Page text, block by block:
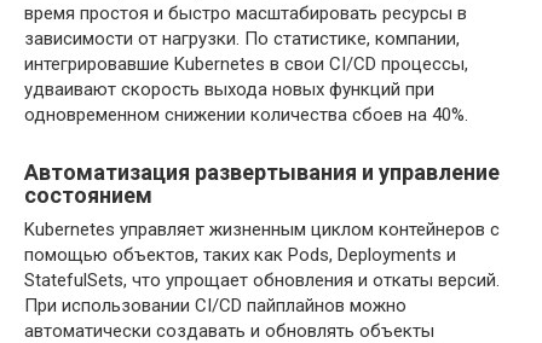
время простоя и быстро масштабировать ресурсы в
зависимости от нагрузки. По статистике, компании,
интегрировавшие Kubernetes в свои CI/CD процессы,
удваивают скорость выхода новых функций при
одновременном снижении количества сбоев на 40%.
Автоматизация развертывания и управление
состоянием
Kubernetes управляет жизненным циклом контейнеров с
помощью объектов, таких как Pods, Deployments и
StatefulSets, что упрощает обновления и откаты версий.
При использовании CI/CD пайплайнов можно
автоматически создавать и обновлять объекты